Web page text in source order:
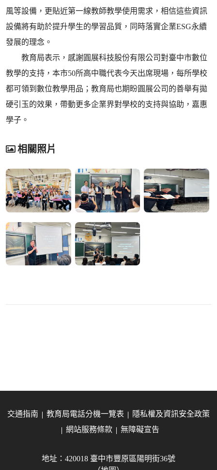
風等設備，更貼近第一線教師教學使用需求，相信這些資訊
設備將有助於提升學生的學習品質，同時落實企業ESG永續
發展的理念。
教育局表示，感謝圓展科技股份有限公司對臺中市數位
教學的支持，本市50所高中職代表今天出席現場，每所學校
都可領到數位教學用品；教育局也期盼圓展公司的善舉有拋
硬引玉的效果，帶動更多企業界對學校的支持與協助，嘉惠
學子。
相關照片
交通指南 教育局電話分機一覽表
隱私權及資訊安全政策
網站服務條款
無障礙宣告
地址：420018 臺中市豐原區陽明街36號